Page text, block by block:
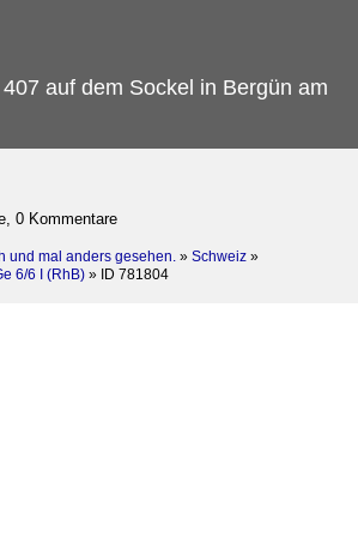
407 auf dem Sockel in Bergün am
0 Kommentare
und mal anders gesehen. » Schweiz »
6/6 I (RhB) » ID 781804